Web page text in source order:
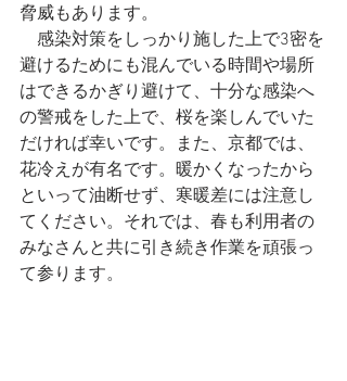
脅威もあります。
感染対策をしっかり施した上で3密を
避けるためにも混んでいる時間や場所
はできるかぎり避けて、十分な感染へ
の警戒をした上で、桜を楽しんでいた
だければ幸いです。また、京都では、
花冷えが有名です。暖かくなったから
といって油断せず、寒暖差には注意し
てください。それでは、春も利用者の
みなさんと共に引き続き作業を頑張っ
て参ります。